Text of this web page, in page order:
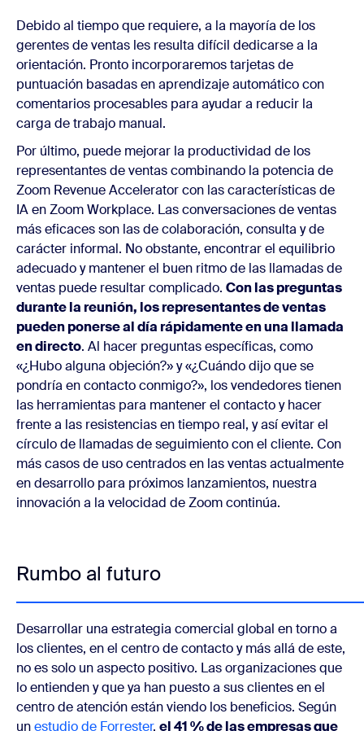
Debido al tiempo que requiere, a la mayoría de los
gerentes de ventas les resulta difícil dedicarse a la
orientación. Pronto incorporaremos tarjetas de
puntuación basadas en aprendizaje automático con
comentarios procesables para ayudar a reducir la
carga de trabajo manual.
Por último, puede mejorar la productividad de los
representantes de ventas combinando la potencia de
Zoom Revenue Accelerator con las características de
IA en Zoom Workplace. Las conversaciones de ventas
más eficaces son las de colaboración, consulta y de
carácter informal. No obstante, encontrar el equilibrio
adecuado y mantener el buen ritmo de las llamadas de
ventas puede resultar complicado. Con las preguntas
durante la reunión, los representantes de ventas
pueden ponerse al día rápidamente en una llamada
en directo. Al hacer preguntas específicas, como
«¿Hubo alguna objeción?» y «¿Cuándo dijo que se
pondría en contacto conmigo?», los vendedores tienen
las herramientas para mantener el contacto y hacer
frente a las resistencias en tiempo real, y así evitar el
círculo de llamadas de seguimiento con el cliente. Con
más casos de uso centrados en las ventas actualmente
en desarrollo para próximos lanzamientos, nuestra
innovación a la velocidad de Zoom continúa.
Rumbo al futuro
Desarrollar una estrategia comercial global en torno a
los clientes, en el centro de contacto y más allá de este,
no es solo un aspecto positivo. Las organizaciones que
lo entienden y que ya han puesto a sus clientes en el
centro de atención están viendo los beneficios. Según
unestudio de Forrester, el 41 % de las empresas que